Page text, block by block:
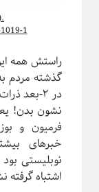
پدیده‌های بحرانی
کهکشان
گذار فاز
دسته‌ها
1
گذشته مردم
در ۲-بعد
خبرهای
نوبلیستی
اشتباه گرفته